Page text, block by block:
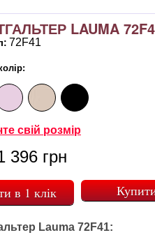
LAUMA
72F41
свій розмір
396 грн
в 1 клік
Lauma 72F41: